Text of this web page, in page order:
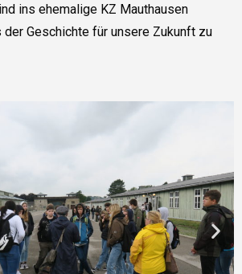
ins ehemalige KZ Mauthausen
der Geschichte für unsere Zukunft zu